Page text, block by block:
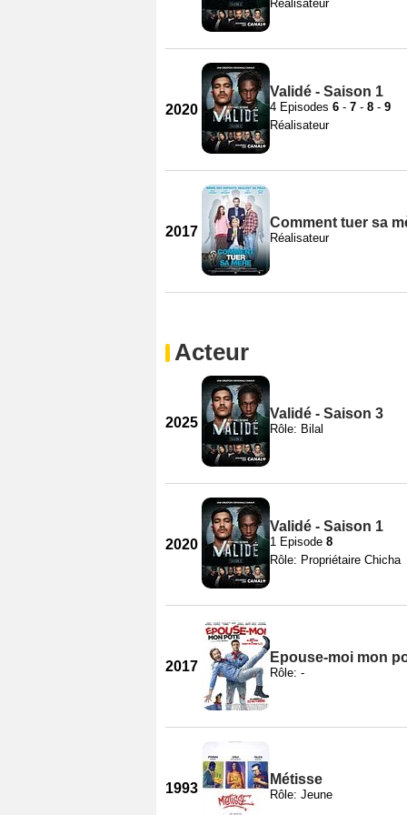
Réalisateur
2020
Validé - Saison 1
4 Episodes 6 - 7 - 8 - 9
Réalisateur
2017
Comment tuer sa
Réalisateur
Acteur
2025
Validé - Saison 3
Rôle: Bilal
2020
Validé - Saison 1
1 Episode 8
Rôle: Propriétaire Chicha
2017
Epouse-moi mon
Rôle: -
1993
Métisse
Rôle: Jeune